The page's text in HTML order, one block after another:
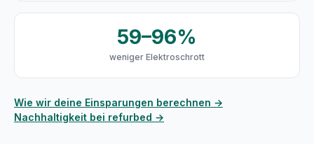
59–96%
weniger Elektroschrott
Wie wir deine Einsparungen berechnen →
Nachhaltigkeit bei refurbed →